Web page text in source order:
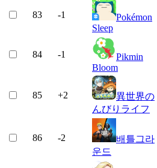
83 -1
Pokémon
Sleep
84 -1
Pikmin
Bloom
85 +2
異世界の
んびりライフ
86 -2
배틀그라
운드